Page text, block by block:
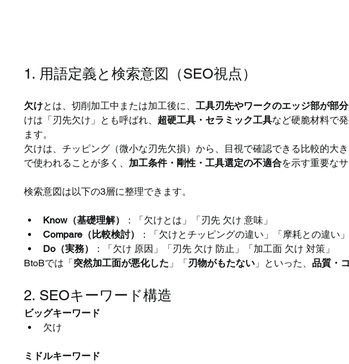
1. 用語定義と検索意図（SEO視点）
欠けとは、切削加工中または加工後に、工具刃先やワークのエッジ部が部
けは「刃先欠け」とも呼ばれ、 超硬工具・セラミック工具など硬脆材料で
ます。
欠けは、チッピング（微小な刃先欠損）から、目視で確認できる比較的大
で使われることが多く、 加工条件・剛性・工具選定の不適合を示す重要なサ
検索意図は以下の3層に整理できます。
Know（基礎理解）
：「欠けとは」「刃先 欠け 意味」
Compare（比較検討）
：「欠けとチッピングの違い」「摩耗との違い」
Do（実務）
：「欠け 原因」「刃先 欠け 防止」「加工面 欠け 対策」
BtoBでは「 突然加工面が悪化した 」「 刃物がもたない 」といった、品質・
2. SEOキーワード構造
ビッグキーワード
欠け
ミドルキーワード